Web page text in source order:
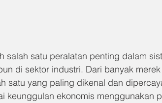
salah satu peralatan penting dalam
di sektor industri. Dari banyak
satu yang paling dikenal dan
keunggulan ekonomis menggunakan